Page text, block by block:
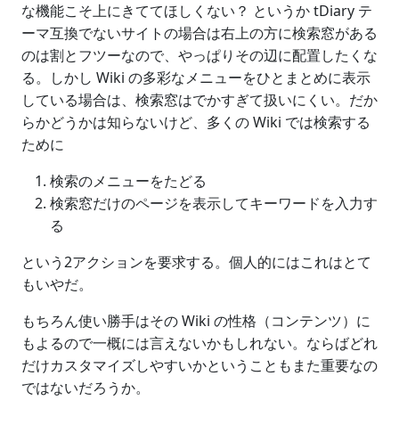
な機能こそ上にきててほしくない？ というか tDiary テ
ーマ互換でないサイトの場合は右上の方に検索窓がある
のは割とフツーなので、やっぱりその辺に配置したくな
る。しかし Wiki の多彩なメニューをひとまとめに表示
している場合は、検索窓はでかすぎて扱いにくい。だか
らかどうかは知らないけど、多くの Wiki では検索する
ために
検索のメニューをたどる
検索窓だけのページを表示してキーワードを入力す
る
という2アクションを要求する。個人的にはこれはとて
もいやだ。
もちろん使い勝手はその Wiki の性格（コンテンツ）に
もよるので一概には言えないかもしれない。ならばどれ
だけカスタマイズしやすいかということもまた重要なの
ではないだろうか。